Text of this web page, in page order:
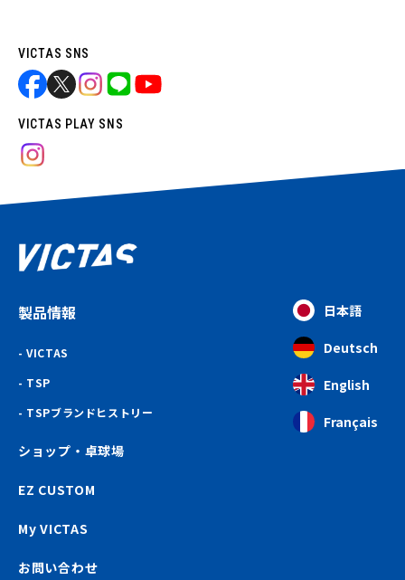
VICTAS SNS
VICTAS PLAY SNS
製品情報
VICTAS
TSP
TSPブランドヒストリー
ショップ・卓球場
EZ CUSTOM
My VICTAS
お問い合わせ
日本語
Deutsch
English
Français